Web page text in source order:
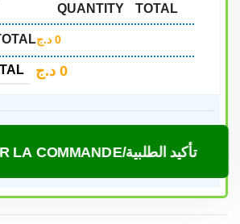
QUANTITY TOTAL
0 د.ج
0 د.ج
CONFIRMER LA COMMANDE/تأكيد الطلبية